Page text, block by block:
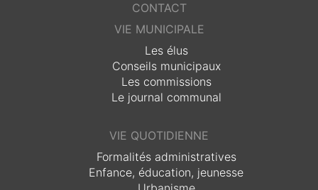
CONTACT
VIE MUNICIPALE
Les élus
Conseils municipaux
Les commissions
Le journal communal
VIE QUOTIDIENNE
Formalités administratives
Enfance, éducation, jeunesse